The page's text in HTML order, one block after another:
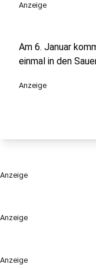
Anzeige
Anzeige
Anzeige
Am 6. Januar
einmal in den
Anzeige
Anzeige